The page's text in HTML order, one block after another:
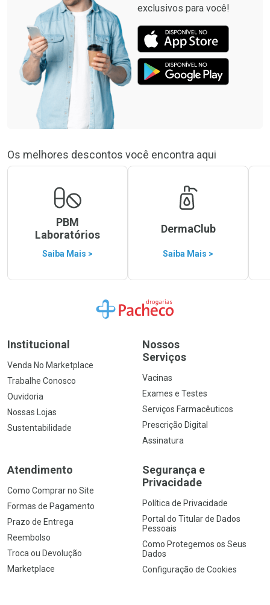
exclusivos para você!
Os melhores descontos você encontra aqui
PBM
Laboratórios
Saiba Mais >
DermaClub
Saiba Mais >
Ir para a Home
Institucional
Venda No Marketplace
Trabalhe Conosco
Ouvidoria
Nossas Lojas
Sustentabilidade
Nossos
Serviços
Vacinas
Exames e Testes
Serviços Farmacêuticos
Prescrição Digital
Assinatura
Atendimento
Como Comprar no Site
Formas de Pagamento
Prazo de Entrega
Reembolso
Troca ou Devolução
Marketplace
Segurança e
Privacidade
Política de Privacidade
Portal do Titular de Dados
Pessoais
Como Protegemos os Seus
Dados
Configuração de Cookies